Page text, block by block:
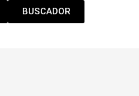
BUSCADOR